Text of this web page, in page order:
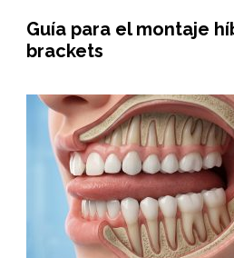
Guía para el montaje
brackets